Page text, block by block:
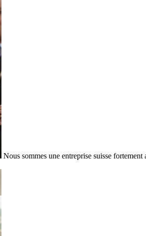
Nous sommes une entreprise suisse fortement